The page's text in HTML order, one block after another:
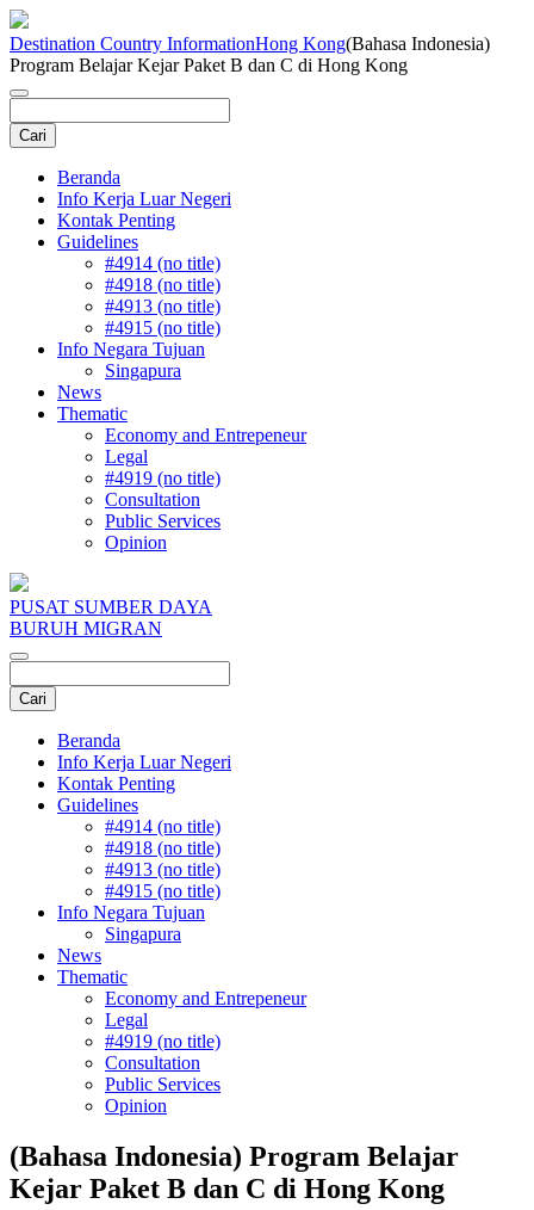
Destination Country InformationHong Kong(Bahasa Indonesia)
Program Belajar Kejar Paket B dan C di Hong Kong
Beranda
Info Kerja Luar Negeri
Kontak Penting
Guidelines
#4914 (no title)
#4918 (no title)
#4913 (no title)
#4915 (no title)
Info Negara Tujuan
Singapura
News
Thematic
Economy and Entrepeneur
Legal
#4919 (no title)
Consultation
Public Services
Opinion
PUSAT SUMBER DAYA
BURUH MIGRAN
Beranda
Info Kerja Luar Negeri
Kontak Penting
Guidelines
#4914 (no title)
#4918 (no title)
#4913 (no title)
#4915 (no title)
Info Negara Tujuan
Singapura
News
Thematic
Economy and Entrepeneur
Legal
#4919 (no title)
Consultation
Public Services
Opinion
(Bahasa Indonesia) Program Belajar
Kejar Paket B dan C di Hong Kong